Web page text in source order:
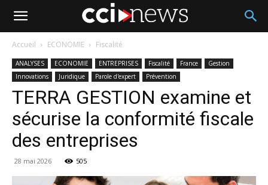
Accueil ECONOMIE Fiscalité
ANALYSES ECONOMIE ENTREPRISES Fiscalité France
Gestion
Innovations
Juridique Parole d'expert Prévention
TERRA GESTION examine et
sécurise la conformité fiscale
des entreprises
28 mai 2026 505